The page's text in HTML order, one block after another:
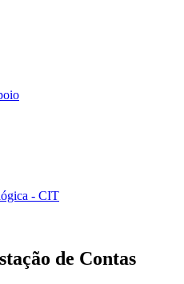
- CIT
de Contas